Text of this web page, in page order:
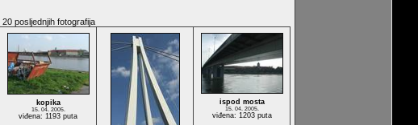
20 posljednjih fotografija
kopika
15. 04. 2005.
viđena: 1193 puta
ispod mosta
15. 04. 2005.
viđena: 1203 puta